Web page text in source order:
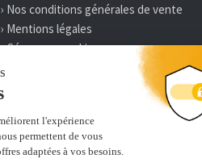
› Nos conditions générales de vente
› Mentions légales
› Gérer mes cookies
› Délai et frais de livraison
Une société du groupe :